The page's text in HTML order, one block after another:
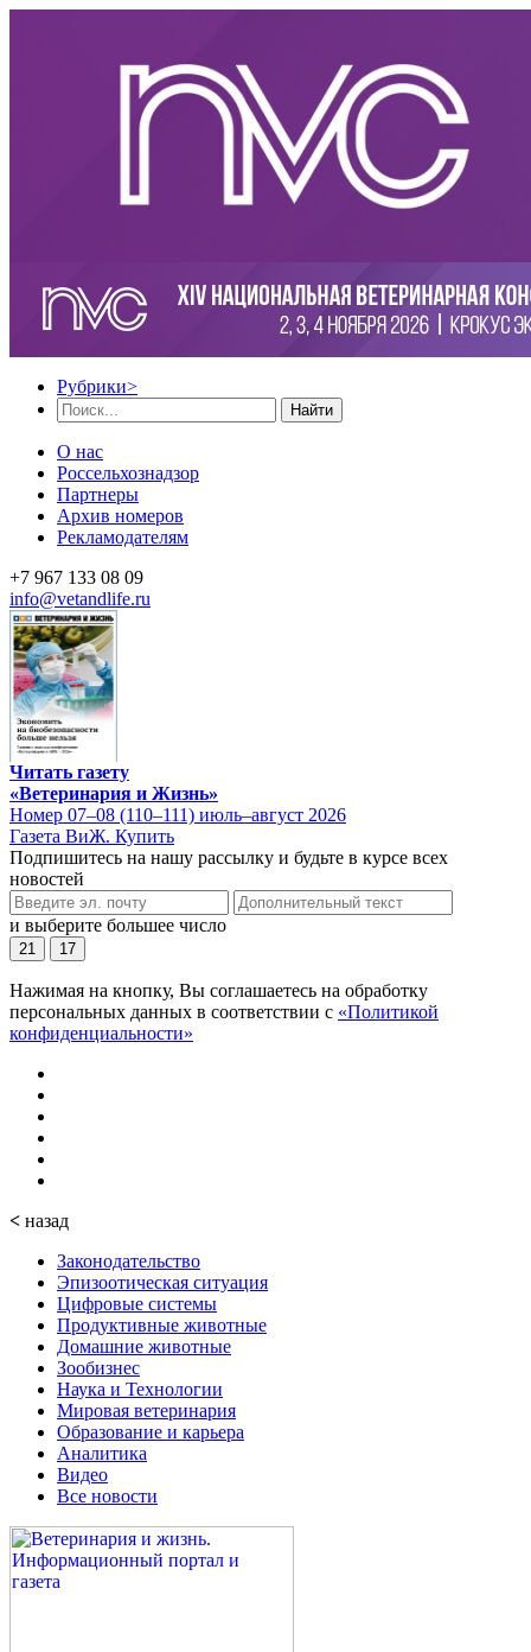
Рубрики>
Найти
О нас
Россельхознадзор
Партнеры
Архив номеров
Рекламодателям
+7 967 133 08 09
info@vetandlife.ru
Читать газету
«Ветеринария и Жизнь»
Номер 07–08 (110–111) июль–август 2026
Газета ВиЖ. Купить
Подпишитесь на нашу рассылку и будьте в курсе всех
новостей
и выберите большее число
21 17
Нажимая на кнопку, Вы соглашаетесь на обработку
персональных данных в соответствии с «Политикой
конфиденциальности»
< назад
Законодательство
Эпизоотическая ситуация
Цифровые системы
Продуктивные животные
Домашние животные
Зообизнес
Наука и Технологии
Мировая ветеринария
Образование и карьера
Аналитика
Видео
Все новости